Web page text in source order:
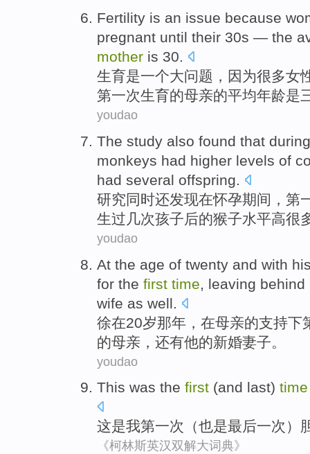
Fertility is an issue because
pregnant until their 30s — the
mother is 30.
生育是一个大问题 ， 因为很多女
第一次生育的母亲的平均年龄是
youdao
The study also found that during
monkeys had higher levels of
had several offspring.
研究同时还发现在怀孕期间 ，第
生过 几次孩子后的猴子水平高很
youdao
At the age of twenty and with
for the first time leaving behind
wife as well.
徐在20岁那年 ， 在母亲的支持下
的母亲，还有他的新婚妻子。
youdao
This was the first (and last) time
这是我第一次 （也是最后一次 ）
《柯林斯英汉双解大词典》